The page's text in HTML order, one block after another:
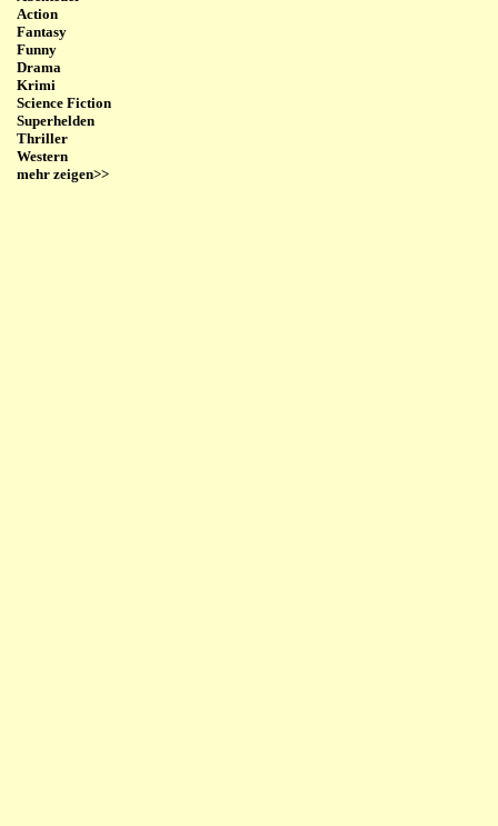
Action
Fantasy
Funny
Drama
Krimi
Science Fiction
Superhelden
Thriller
Western
mehr zeigen>>